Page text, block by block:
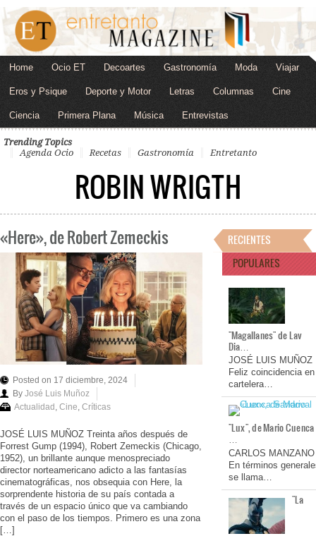
Home Ocio ET Decoartes Gastronomía Moda Viajar
Eros y Psique Deporte y Motor Letras Columnas Cine
Ciencia Primera Plana Música Entrevistas
Trending Topics
Agenda Ocio
Recetas Gastronomía Entretanto
ROBIN WRIGTH
«Here», de Robert Zemeckis
Posted on 17 diciembre, 2024
By José Luis Muñoz
Actualidad, Cine, Críticas
JOSÉ LUIS MUÑOZ Treinta años después de
Forrest Gump (1994), Robert Zemeckis (Chicago,
1952), un brillante aunque menospreciado
director norteamericano adicto a las fantasías
cinematográficas, nos obsequia con Here, la
sorprendente historia de su país contada a
través de un espacio único que va cambiando
con el paso de los tiempos. Primero es una zona
[…]
RECIENTES
POPULARES
"Magallanes" de Lav
Dia…
JOSÉ LUIS MUÑOZ
Feliz coincidencia en
cartelera…
"Lux", de Mario Cuenca
…
CARLOS MANZANO
En términos
se llama…
"La